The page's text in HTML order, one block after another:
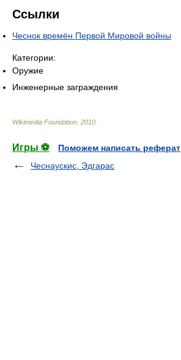
Ссылки
Чеснок времён Первой Мировой войны
Категории:
Оружие
Инженерные заграждения
Wikimedia Foundation 2010
Игры ⚽
Поможем написать реферат
Чеснаускис, Эдгарас